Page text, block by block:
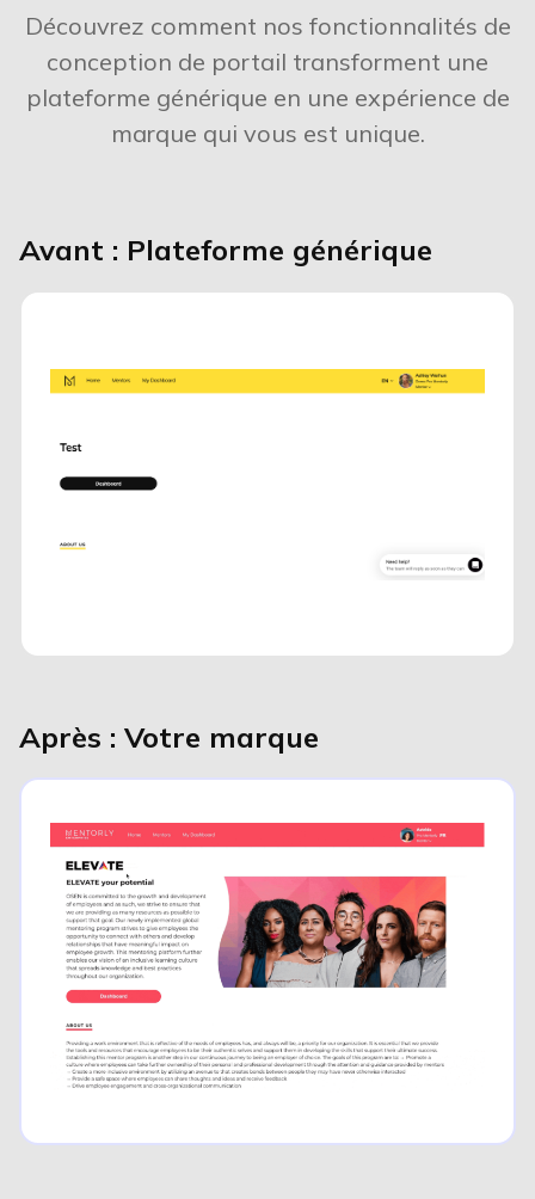
Découvrez comment nos fonctionnalités de
conception de portail transforment une
plateforme générique en une expérience de
marque qui vous est unique.
Avant : Plateforme générique
Après : Votre marque